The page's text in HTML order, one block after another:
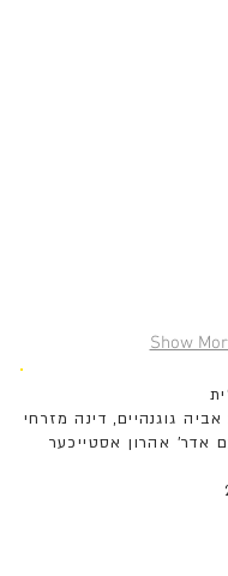
Show
גוגנהיים, דינה מזרחי
אדר' אהרון אסטייכער